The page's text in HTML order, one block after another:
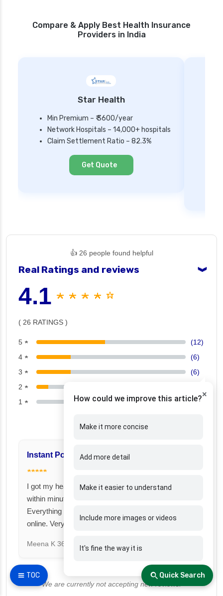
☰ TOC
Compare & Apply Best Health Insurance
Providers in India
Star Health
Min Premium – ₹ 3600/year
Network Hospitals – 14,000+ hospitals
Claim Settlement Ratio – 82.3%
Get Quote
👍 26 people found helpful
Real Ratings and reviews ❯
4.1 ★ ★ ★ ★ ☆
( 26 RATINGS )
5 ★
(12)
4 ★
(6)
3 ★
(6)
2 ★
1 ★
(0)
Instant Policy Issuance
★★★★★
I got my health insurance policy
within minutes after payment.
Everything was smooth and fully
online. Very impressed!
Meena K 366 days ago
I took a family
We are currently not accepting new reviews.
×
How could we improve this article?
Make it more concise
Add more detail
Make it easier to understand
Include more images or videos
It's fine the way it is
Quick Search